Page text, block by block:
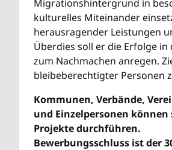
Migrationshintergrund in
kulturelles Miteinander
herausragender Leistungen
Überdies soll er die Erfolge
zum Nachmachen anregen.
bleibeberechtigter Personen
Kommunen, Verbände,
und Einzelpersonen
Projekte durchführen.
Bewerbungsschluss ist der